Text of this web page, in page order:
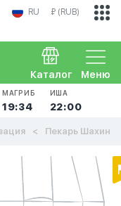
RU ₽ (RUB)
Меню
Каталог
МАГРИБ
19:34
ИША
22:00
Пекарь Шахин